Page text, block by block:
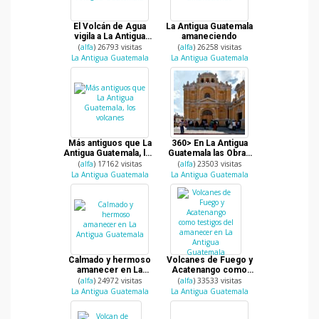
El Volcán de Agua
vigila a La Antigua
Guatemala
(alfa) 26793 visitas
La Antigua Guatemala
La Antigua Guatemala
amaneciendo
(alfa) 26258 visitas
La Antigua Guatemala
Más antiguos que La
Antigua Guatemala, los
volcanes
(alfa) 17162 visitas
La Antigua Guatemala
360> En La Antigua
Guatemala las Obras
Sociales del Hermano
Pedro
(alfa) 23503 visitas
La Antigua Guatemala
Calmado y hermoso
amanecer en La
Antigua Guatemala
(alfa) 24972 visitas
La Antigua Guatemala
Volcanes de Fuego y
Acatenango como
testigos del amanecer
en La Antigua
Guatemala
(alfa) 33533 visitas
La Antigua Guatemala